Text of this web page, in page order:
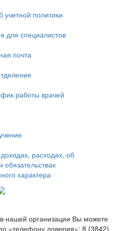
учетной политики
для специалистов
почта
работы врачей
расходах, об
обязательствах
характера
нашей организации Вы можете
«телефону доверия»: 8 (3842)